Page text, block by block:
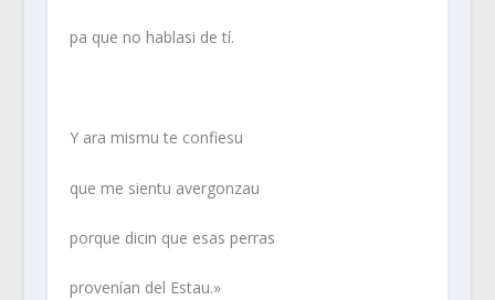
pa que no hablasi de tí.
Y ara mismu te confiesu
que me sientu avergonzau
porque dicin que esas perras
provenían del Estau.»